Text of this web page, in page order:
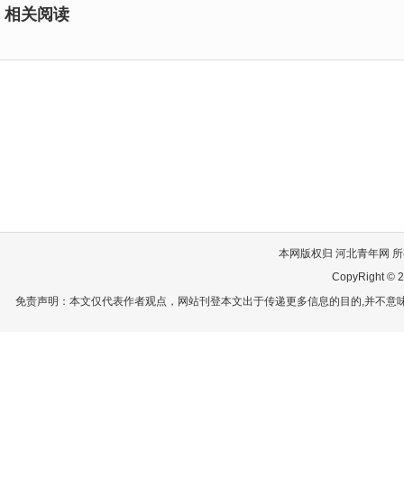
相关阅读
本网版权归 河北青年网
CopyRight ©
免责声明：本文仅代表作者观点，网站刊登本文出于传递更多信息的目的,并不